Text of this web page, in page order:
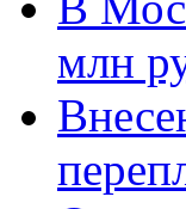
млн